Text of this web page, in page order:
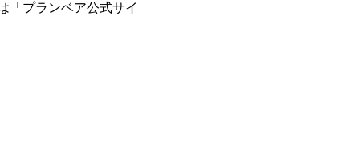
「プランベア公式サイ